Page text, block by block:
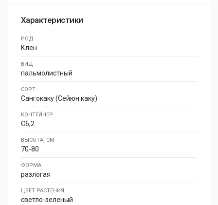
Характеристики
РОД
Клён
ВИД
пальмолистный
СОРТ
Сангокаку (Сейюн каку)
КОНТЕЙНЕР
C6,2
ВЫСОТА, СМ
70-80
ФОРМА
разлогая
ЦВЕТ РАСТЕНИЯ
светло-зеленый